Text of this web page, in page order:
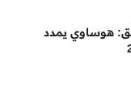
هوساوي يمدد